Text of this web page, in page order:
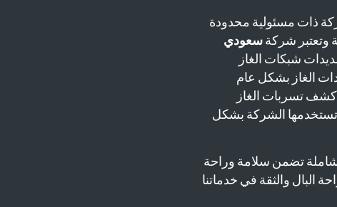
ذات مسئولية محدودة
سعودي
شبكات الغاز
الغاز بشكل عام
تسربات الغاز
تستخدمها الشركة بشكل
تضمن سلامة وراحة
البال والثقة في خدماتنا